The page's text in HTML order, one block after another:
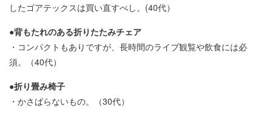
したゴアテックスは買い直すべし。(40代）
●背もたれのある折りたたみチェア
・コンパクトもありですが、長時間のライブ観覧や飲食には必
須。（40代）
●折り畳み椅子
・かさばらないもの。（30代）